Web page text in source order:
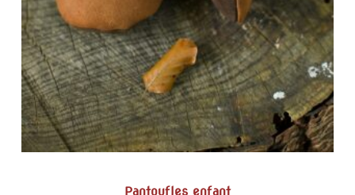
Pantoufles enfant